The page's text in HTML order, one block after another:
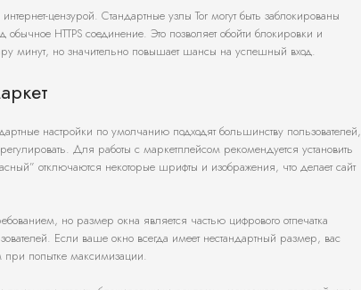
цензурой. Стандартные узлы Tor могут быть заблокированы
HTTPS соединение. Это позволяет обойти блокировки и
минут, но значительно повышает шансы на успешный вход.
настройки по умолчанию подходят большинству пользователей,
Для работы с маркетплейсом рекомендуется установить
отключаются некоторые шрифты и изображения, что делает сайт
но размер окна является частью цифрового отпечатка
Если ваше окно всегда имеет нестандартный размер, вас
при попытке максимизации.